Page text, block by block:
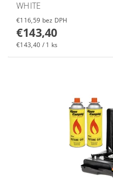
WHITE
€116,59 bez DPH
€143,40
€143,40 / 1 ks